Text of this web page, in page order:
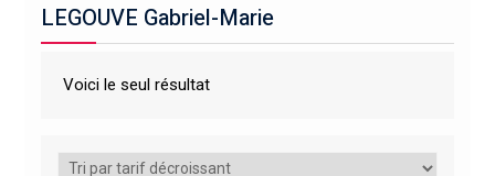
LEGOUVE Gabriel-Marie
Voici le seul résultat